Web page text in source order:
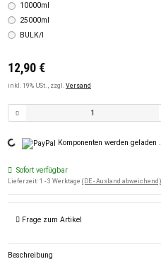
10000ml
25000ml
BULK/l
12,90 €
inkl. 19% USt. , zzgl. Versand
Loading... Komponenten werden geladen
Sofort verfügbar
Lieferzeit: 1 - 3 Werktage (DE - Ausland abweichend)
Frage zum Artikel
Beschreibung